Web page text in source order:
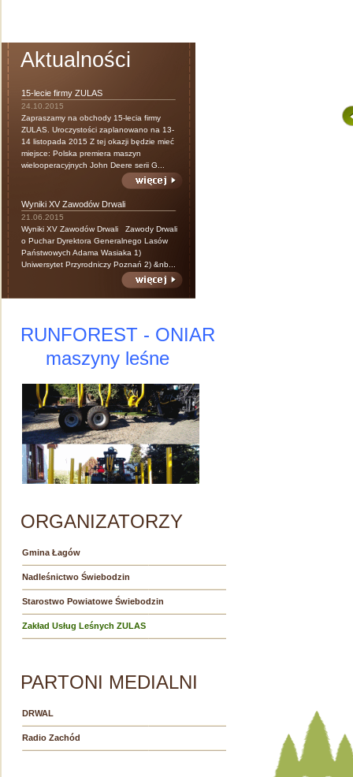
Aktualności
15-lecie firmy ZULAS
24.10.2015
Zapraszamy na obchody 15-lecia firmy
ZULAS. Uroczystości zaplanowano na 13-
14 listopada 2015 Z tej okazji będzie mieć
miejsce: Polska premiera maszyn
wielooperacyjnych John Deere serii G...
Wyniki XV Zawodów Drwali
21.06.2015
Wyniki XV Zawodów Drwali Zawody Drwali
o Puchar Dyrektora Generalnego Lasów
Państwowych Adama Wasiaka 1)
Uniwersytet Przyrodniczy Poznań 2) &nb...
RUNFOREST - ONIAR
maszyny leśne
ORGANIZATORZY
Gmina Łagów
Nadleśnictwo Świebodzin
Starostwo Powiatowe Świebodzin
Zakład Usług Leśnych ZULAS
PARTONI MEDIALNI
DRWAL
Radio Zachód